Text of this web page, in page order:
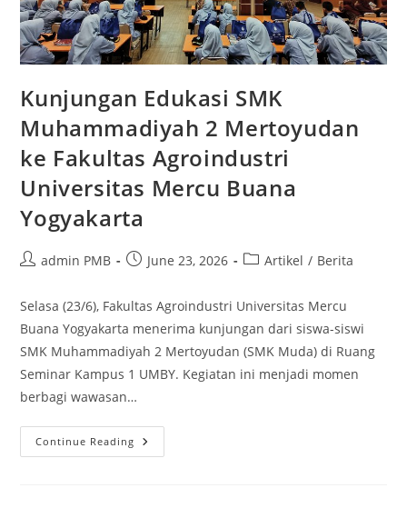
Kunjungan Edukasi SMK
Muhammadiyah 2 Mertoyudan
ke Fakultas Agroindustri
Universitas Mercu Buana
Yogyakarta
Postadmin PMB
PostJune 23, 2026
PostArtikel / Berita
Selasa (23/6), Fakultas Agroindustri Universitas Mercu
Buana Yogyakarta menerima kunjungan dari siswa-siswi
SMK Muhammadiyah 2 Mertoyudan (SMK Muda) di Ruang
Seminar Kampus 1 UMBY. Kegiatan ini menjadi momen
berbagi wawasan…
Continue Reading Kunjungan
Edukasi